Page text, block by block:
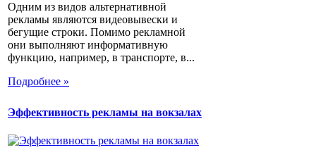
Одним из видов альтернативной
рекламы являются видеовывески и
бегущие строки. Помимо рекламной
они выполняют информативную
функцию, например, в транспорте, в...
Подробнее »
Эффективность рекламы на вокзалах